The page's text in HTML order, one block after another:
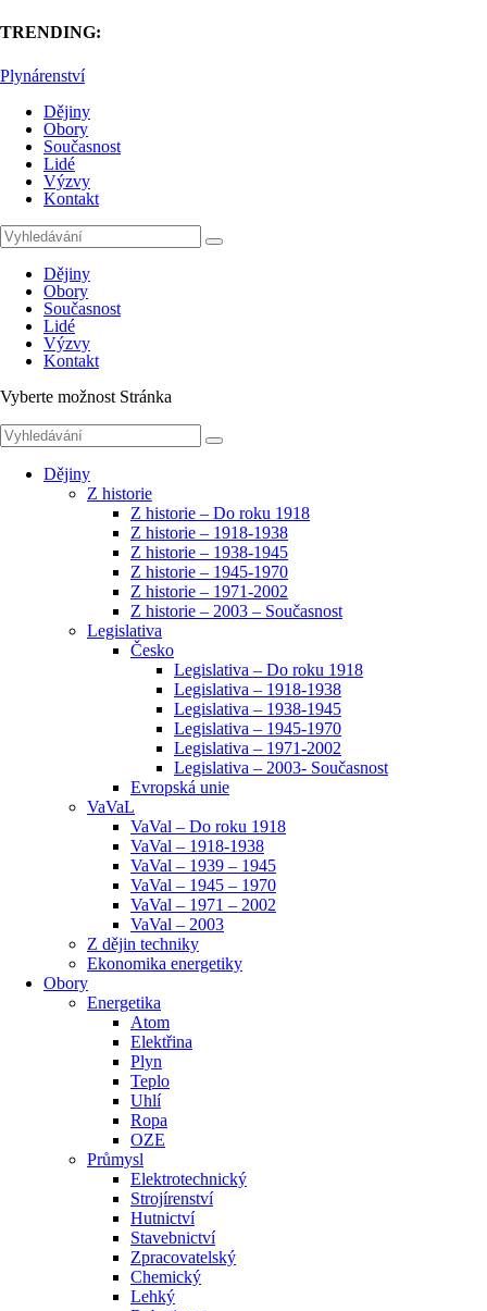
TRENDING:
Plynárenství
Dějiny
Obory
Současnost
Lidé
Výzvy
Kontakt
Dějiny
Obory
Současnost
Lidé
Výzvy
Kontakt
Vyberte možnost Stránka
Dějiny
Z historie
Z historie – Do roku 1918
Z historie – 1918-1938
Z historie – 1938-1945
Z historie – 1945-1970
Z historie – 1971-2002
Z historie – 2003 – Současnost
Legislativa
Česko
Legislativa – Do roku 1918
Legislativa – 1918-1938
Legislativa – 1938-1945
Legislativa – 1945-1970
Legislativa – 1971-2002
Legislativa – 2003- Současnost
Evropská unie
VaVaL
VaVal – Do roku 1918
VaVal – 1918-1938
VaVal – 1939 – 1945
VaVal – 1945 – 1970
VaVal – 1971 – 2002
VaVal – 2003
Z dějin techniky
Ekonomika energetiky
Obory
Energetika
Atom
Elektřina
Plyn
Teplo
Uhlí
Ropa
OZE
Průmysl
Elektrotechnický
Strojírenství
Hutnictví
Stavebnictví
Zpracovatelský
Chemický
Lehký